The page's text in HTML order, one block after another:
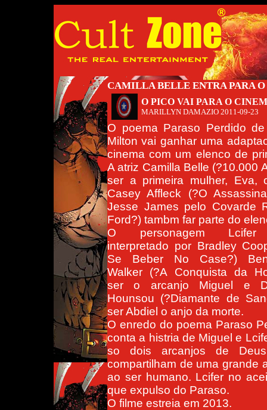
CAMILLA BELLE ENTRA PARA
O PICO VAI PARA O
MARILLYN DAMAZIO 2011-09-23
O poema Paraso Perdido
Milton vai ganhar uma
cinema com um elenco de
A atriz Camilla Belle (?10.000
ser a primeira mulher, Eva,
Casey Affleck (?O
Jesse James pelo Covarde
Ford?) tambm far parte do
O personagem
interpretado por Bradley
Se Beber No Case?)
Walker (?A Conquista da
ser o arcanjo Miguel e
Hounsou (?Diamante de
ser Abdiel o anjo da morte.
O enredo do poema Paraso
conta a histria de Miguel e
so dois arcanjos de
compartilham de uma grande
ao ser humano. Lcifer no
que expulso do Paraso.
O filme estreia em 2013.